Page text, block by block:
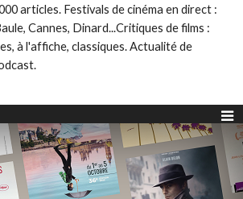
articles. Festivals de cinéma en direct :
Cannes, Dinard...Critiques de films :
à l'affiche, classiques. Actualité de